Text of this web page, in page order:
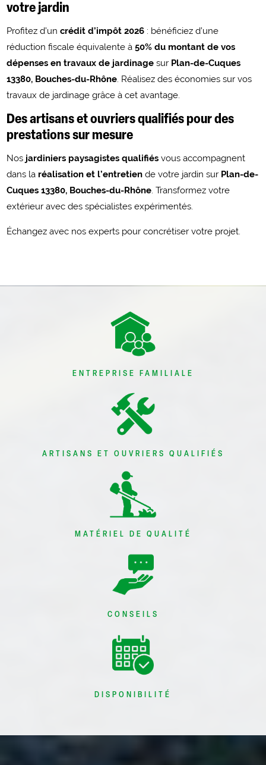
votre jardin
Profitez d’uncrédit d’impôt 2026 : bénéficiez d’une
réduction fiscale équivalente à50% du montant de vos
dépenses en travaux de jardinage sur Plan-de-Cuques
13380, Bouches-du-Rhône . Réalisez des économies sur vos
travaux de jardinage grâce à cet avantage.
Des artisans et ouvriers qualifiés pour des
prestations sur mesure
Nos jardiniers paysagistes qualifiés vous accompagnent
dans la réalisation et l’entretien de votre jardin sur Plan-de-
Cuques 13380, Bouches-du-Rhône . Transformez votre
extérieur avec des spécialistes expérimentés.
Échangez avec nos experts pour concrétiser votre projet.
ENTREPRISE FAMILIALE
ARTISANS ET OUVRIERS QUALIFIÉS
MATÉRIEL DE QUALITÉ
CONSEILS
DISPONIBILITÉ